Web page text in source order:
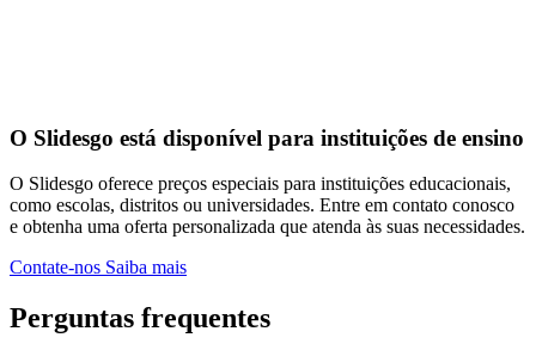
O Slidesgo está disponível para instituições de ensino
O Slidesgo oferece preços especiais para instituições educacionais,
como escolas, distritos ou universidades. Entre em contato conosco
e obtenha uma oferta personalizada que atenda às suas necessidades.
Contate-nos Saiba mais
Perguntas frequentes